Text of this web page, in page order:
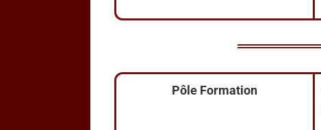
Pôle Formation